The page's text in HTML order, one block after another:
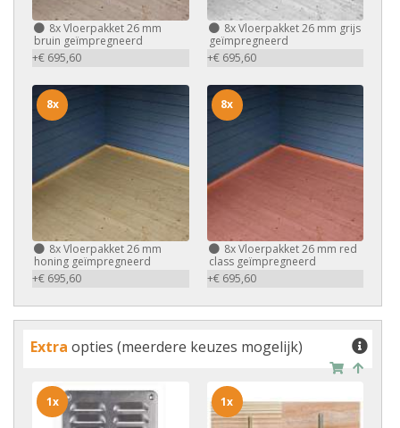
8xVloerpakket 26 mm
bruin geïmpregneerd
+€ 695,60
8xVloerpakket 26 mm grijs
geïmpregneerd
+€ 695,60
8xVloerpakket 26 mm
honing geïmpregneerd
+€ 695,60
8x
8xVloerpakket 26 mm red
class geïmpregneerd
+€ 695,60
8x
Extra opties (meerdere keuzes mogelijk)
1x 1x